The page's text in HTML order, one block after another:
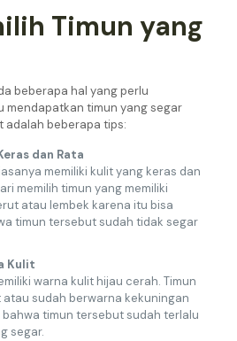
Timun yang
beberapa hal yang perlu
mendapatkan timun yang segar
adalah beberapa tips:
dan Rata
memiliki kulit yang keras dan
memilih timun yang memiliki
atau lembek karena itu bisa
timun tersebut sudah tidak segar
Kulit
warna kulit hijau cerah. Timun
sudah berwarna kekuningan
timun tersebut sudah terlalu
segar.